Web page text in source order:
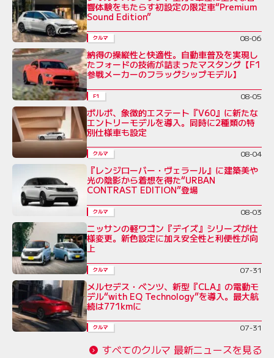
響体験をもたらす初設定の限定車“Premium
Sound Edition”
クルマ 08-06
納得の操縦性と快適性。自動車普及を実現し
たフォードの技術が詰まったマスタング【F1
参戦メーカーのフラッグシップモデル】
F1 08-05
ボルボ、象徴的エステート『V60』に新たな
エントリーモデルを導入。同時に2種類の特
別仕様車も設定
クルマ 08-04
『レンジローバー・ヴェラール』に建築美や
光の陰影から着想を得た“URBAN
CONTRAST EDITION”登場
クルマ 08-03
ニッサンの軽ワゴン『デイズ』シリーズが仕
様変更。新色設定に加え安全性と利便性が向
上
クルマ 07-31
メルセデス・ベンツ、新型『CLA』の電動モ
デル“with EQ Technology”を導入。最大航
続は771kmに
クルマ 07-31
すべてのクルマ 最新ニュースを見る